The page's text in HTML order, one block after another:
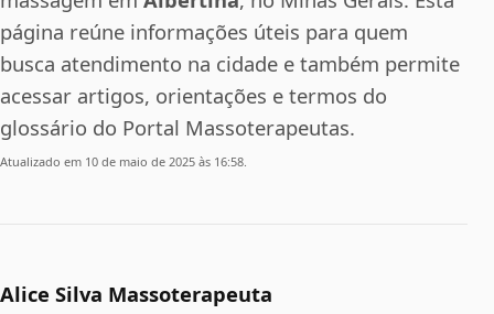
página reúne informações úteis para quem
busca atendimento na cidade e também permite
acessar artigos, orientações e termos do
glossário do Portal Massoterapeutas.
Atualizado em 10 de maio de 2025 às 16:58.
Alice Silva Massoterapeuta